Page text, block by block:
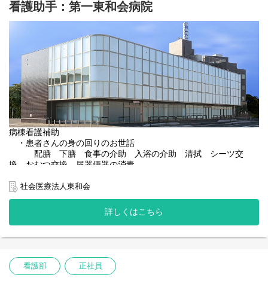
看護助手：第一東和会病院
病棟看護補助
・患者さんの身の回りのお世話
配膳 下膳 食事の介助 入浴の介助 清拭 シーツ交
換 おむつ交換 尿器便器の消毒
の環境整備 物品の整理整頓
・物品の補充 患者移送の介助 手術室清掃 メッセンジャー
業務 ベッドメーキング
社会医療法人東和会
詳しくはこちら
看護部 正社員